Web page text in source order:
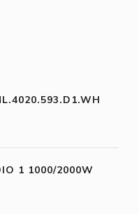
1 1000/2000W